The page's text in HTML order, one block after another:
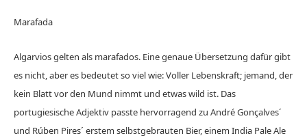
Marafada
Algarvios gelten als marafados. Eine genaue Übersetzung dafür gibt
es nicht, aber es bedeutet so viel wie: Voller Lebenskraft; jemand, der
kein Blatt vor den Mund nimmt und etwas wild ist. Das
portugiesische Adjektiv passte hervorragend zu André Gonçalves´
und Rúben Pires´ erstem selbstgebrauten Bier, einem India Pale Ale